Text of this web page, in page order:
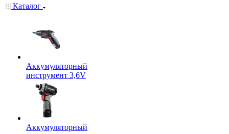
Каталог
Аккумуляторный
инструмент 3,6V
Аккумуляторный